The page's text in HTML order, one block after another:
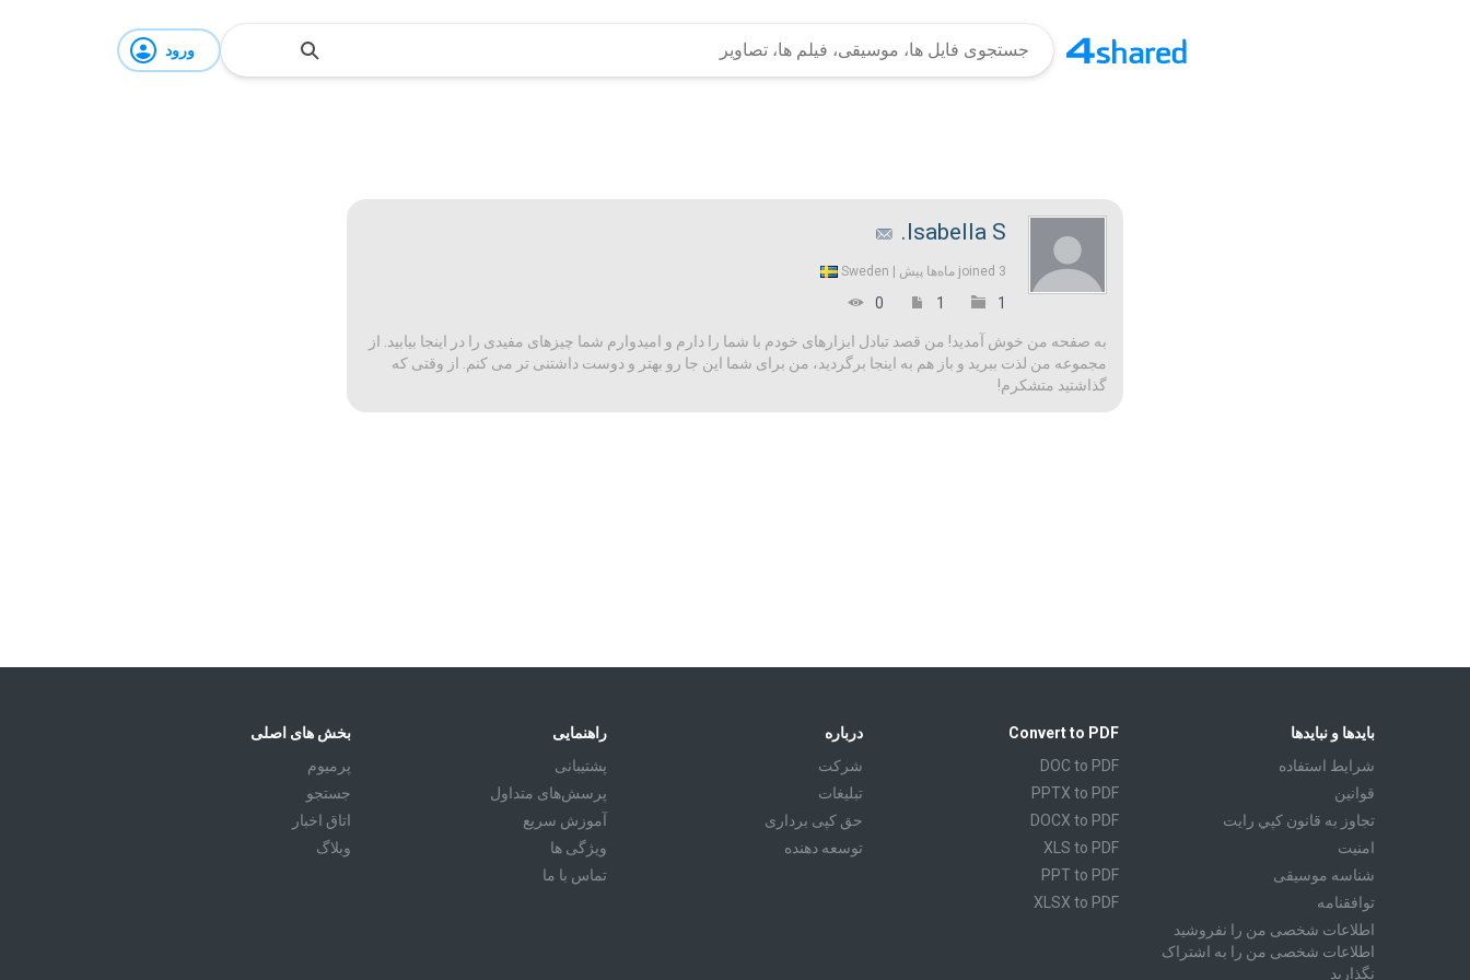
ورود
Isabella S.
joined 3 ماه‌ها پیش | Sweden
1
1
0
به صفحه من خوش آمدید! من قصد تبادل ابزارهای خودم با شما را دارم و امیدوارم شما چیزهای مفیدی را در اینجا بیابید. از
مجموعه من لذت ببرید و باز هم به اینجا برگردید، من برای شما این جا رو بهتر و دوست داشتنی تر می کنم. از وقتی که
گذاشتید متشکرم!
بخش های اصلی
پرمیوم
جستجو
اتاق اخبار
وبلاگ
راهنمایی
پشتیبانی
پرسش‌های متداول
آموزش سريع
ویژگی ها
تماس با ما
درباره
شرکت
تبليغات
حق کپی برداری
توسعه دهنده
Convert to PDF
DOC to PDF
PPTX to PDF
DOCX to PDF
XLS to PDF
PPT to PDF
XLSX to PDF
بایدها و نبایدها
شرايط استفاده
قوانين
تجاوز به قانون كپي رايت
امنیت
شناسه موسیقی
توافقنامه
اطلاعات شخصی من را نفروشید
اطلاعات شخصی من را به اشتراک
نگذارید